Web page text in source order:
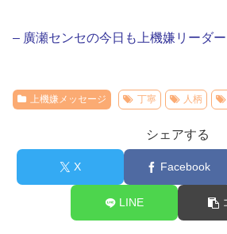
– 廣瀬センセの今日も上機嫌リーダ
上機嫌メッセージ 丁寧 人柄
シェアする
X Facebook
LINE